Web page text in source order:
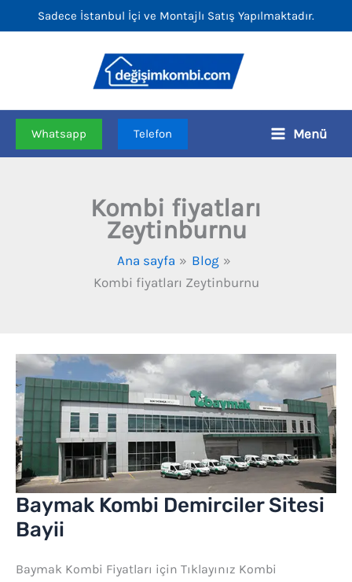
İçeriğe
atla
Sadece İstanbul İçi ve Montajlı Satış Yapılmaktadır.
Whatsapp Telefon Menü
Kombi fiyatları
Zeytinburnu
Ana sayfa
Blog
Kombi fiyatları Zeytinburnu
Baymak Kombi Demirciler Sitesi
Bayii
Baymak Kombi Fiyatları için Tıklayınız Kombi
Baymak
Kombi
Demirciler
Sitesi
Bayii